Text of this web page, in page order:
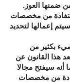
ضمنها العوز.
من مخصصات
إعمالها لتحديد
بكثير من
هذا القانون عن
أنه سيفتح مجالا
من مخصصات